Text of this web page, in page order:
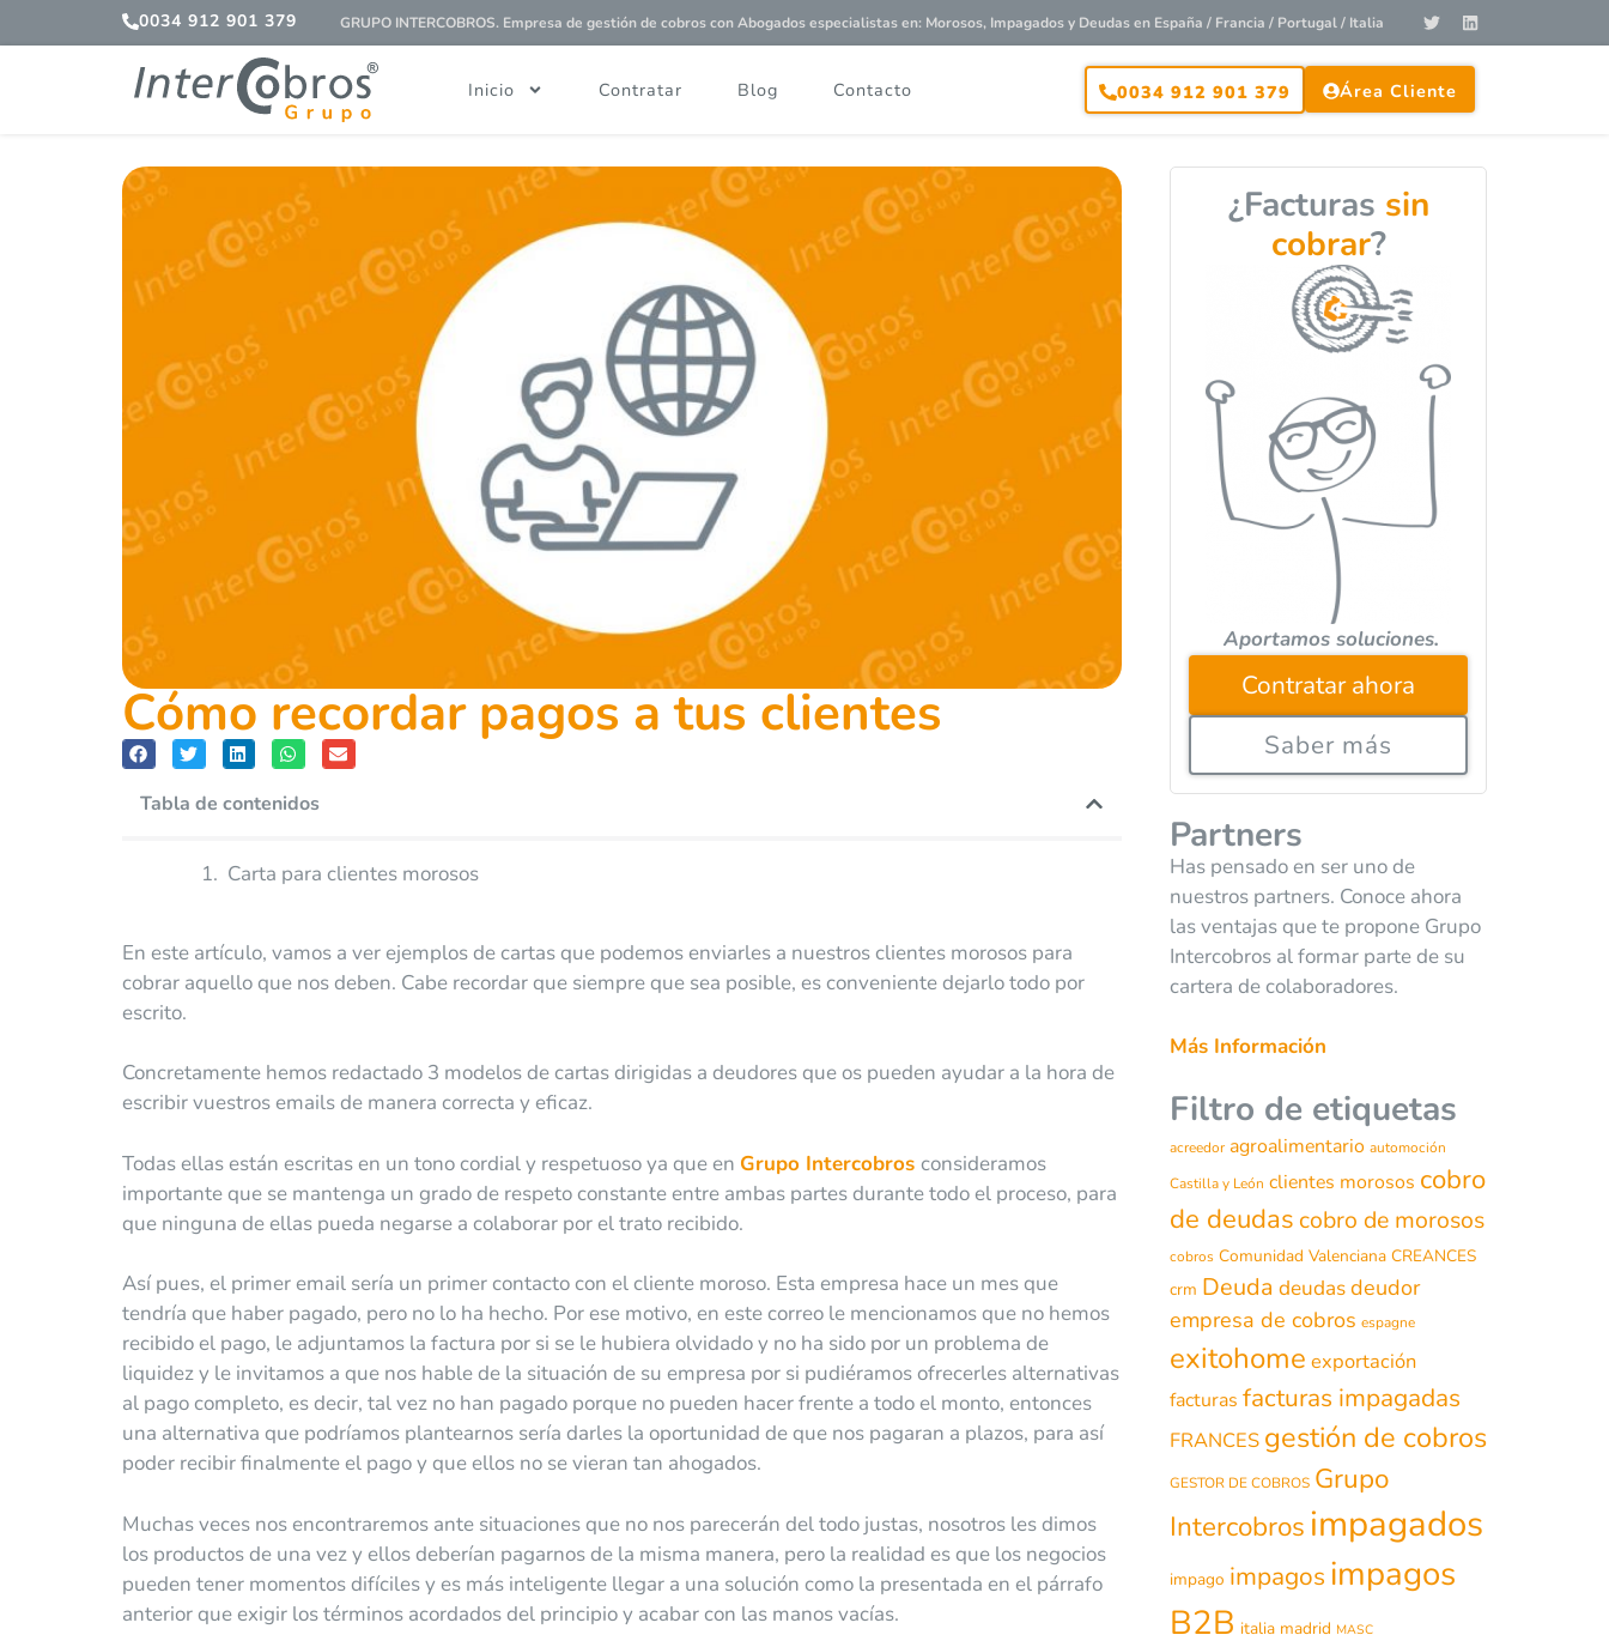
0034 912 901 379 GRUPO INTERCOBROS. Empresa de gestión de cobros conAbogados especialistasen: Morosos, Impagados y Deudas en España / Francia / Portugal / Italia
Inicio Contratar Blog Contacto 0034 912 901 379 Área Cliente
Cómo recordar pagos a tus clientes
Tabla de contenidos
Carta para clientes morosos
En este artículo, vamos a ver ejemplos de cartas que podemos enviarles a nuestros clientes morosos para
cobrar aquello que nos deben. Cabe recordar que siempre que sea posible, es conveniente dejarlo todo por
escrito.
Concretamente hemos redactado 3 modelos de cartas dirigidas a deudores que os pueden ayudar a la hora de
escribir vuestros emails de manera correcta y eficaz.
Todas ellas están escritas en un tono cordial y respetuoso ya que en Grupo Intercobros consideramos
importante que se mantenga un grado de respeto constante entre ambas partes durante todo el proceso, para
que ninguna de ellas pueda negarse a colaborar por el trato recibido.
Así pues, el primer email sería un primer contacto con el cliente moroso. Esta empresa hace un mes que
tendría que haber pagado, pero no lo ha hecho. Por ese motivo, en este correo le mencionamos que no hemos
recibido el pago, le adjuntamos la factura por si se le hubiera olvidado y no ha sido por un problema de
liquidez y le invitamos a que nos hable de la situación de su empresa por si pudiéramos ofrecerles alternativas
al pago completo, es decir, tal vez no han pagado porque no pueden hacer frente a todo el monto, entonces
una alternativa que podríamos plantearnos sería darles la oportunidad de que nos pagaran a plazos, para así
poder recibir finalmente el pago y que ellos no se vieran tan ahogados.
Muchas veces nos encontraremos ante situaciones que no nos parecerán del todo justas, nosotros les dimos
los productos de una vez y ellos deberían pagarnos de la misma manera, pero la realidad es que los negocios
pueden tener momentos difíciles y es más inteligente llegar a una solución como la presentada en el párrafo
anterior que exigir los términos acordados del principio y acabar con las manos vacías.
¿Facturas sin
cobrar?
Aportamos soluciones.
Contratar ahora
Saber más
Partners
Has pensado en ser uno de
nuestros partners. Conoce ahora
las ventajas que te propone Grupo
Intercobros al formar parte de su
cartera de colaboradores.
Más Información
Filtro de etiquetas
acreedor agroalimentario automoción
Castilla y León clientes morosos cobro
de deudas cobro de morosos
cobros Comunidad Valenciana CREANCES
crm Deuda deudasdeudor
empresa de cobros espagne
exitohome exportación
facturas facturas impagadas
FRANCES gestión de cobros
GESTOR DE COBROS Grupo
Intercobrosimpagados
impago impagos impagos
B2B italia madrid MASC